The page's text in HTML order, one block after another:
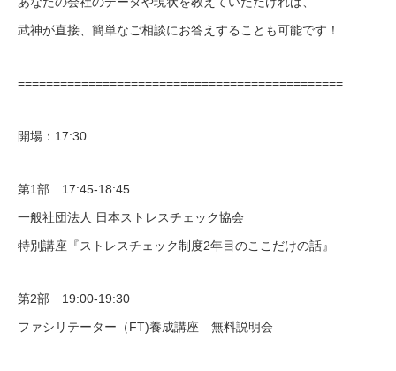
武神が直接、簡単なご相談にお答えすることも可能です！
==============================================
開場：17:30
第1部 17:45-18:45
一般社団法人 日本ストレスチェック協会
特別講座『ストレスチェック制度2年目のここだけの話』
第2部 19:00-19:30
ファシリテーター（FT)養成講座 無料説明会